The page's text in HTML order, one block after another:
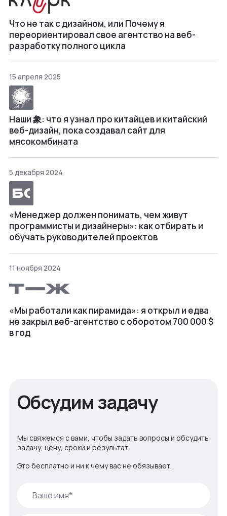
Что не так с дизайном, или Почему я
переориентировал свое агентство на веб-
разработку полного цикла
15 апреля 2025
Наши 象: что я узнал про китайцев и китайский
веб-дизайн, пока создавал сайт для
мясокомбината
5 декабря 2024
«Менеджер должен понимать, чем живут
программисты и дизайнеры»: как отбирать и
обучать руководителей проектов
11 ноября 2024
«Мы работали как пирамида»: я открыл и едва
не закрыл веб⁠-⁠агентство с оборотом 700 000 $
в год
Обсудим задачу
Мы свяжемся с вами, чтобы задать вопросы и обсудить
задачу, цену, сроки и результат.
Это бесплатно и ни к чему вас не обязывает.